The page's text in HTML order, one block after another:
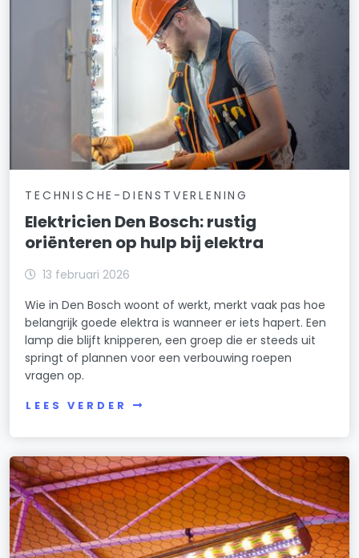
TECHNISCHE-DIENSTVERLENING
Elektricien Den Bosch: rustig
oriënteren op hulp bij elektra
13 februari 2026
Wie in Den Bosch woont of werkt, merkt vaak pas hoe
belangrijk goede elektra is wanneer er iets hapert. Een
lamp die blijft knipperen, een groep die er steeds uit
springt of plannen voor een verbouwing roepen
vragen op.
LEES VERDER